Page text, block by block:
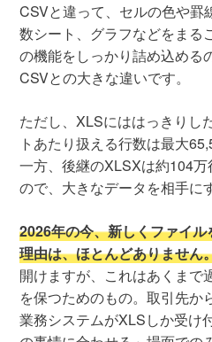
CSVと違って、セルの色や罫
数シート、グラフなどをまる
の機能をしっかり詰め込める
CSVとの大きな違いです。
ただし、XLSにははっきりし
トあたり扱える行数は最大
一方、後継のXLSXは約104
ので、大きなデータを相手に
2026年の今、新しくファイ
理由は、ほとんどありません
開けますが、これはあくまで
を保つためのもの。取引先か
業務システムがXLSしか受け